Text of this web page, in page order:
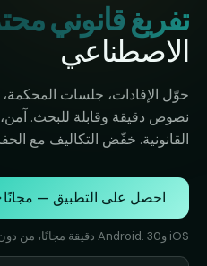
تفريغ قانوني
الاصطناعي
حوّل الإفادات، جلسات
نصوص دقيقة وقابلة للبحث.
القانونية. خفّض التكاليف مع
احصل على التطبيق — مجانًا
iOS وAndroid. 30 دقيقة مجانًا، من دون بطاقة.